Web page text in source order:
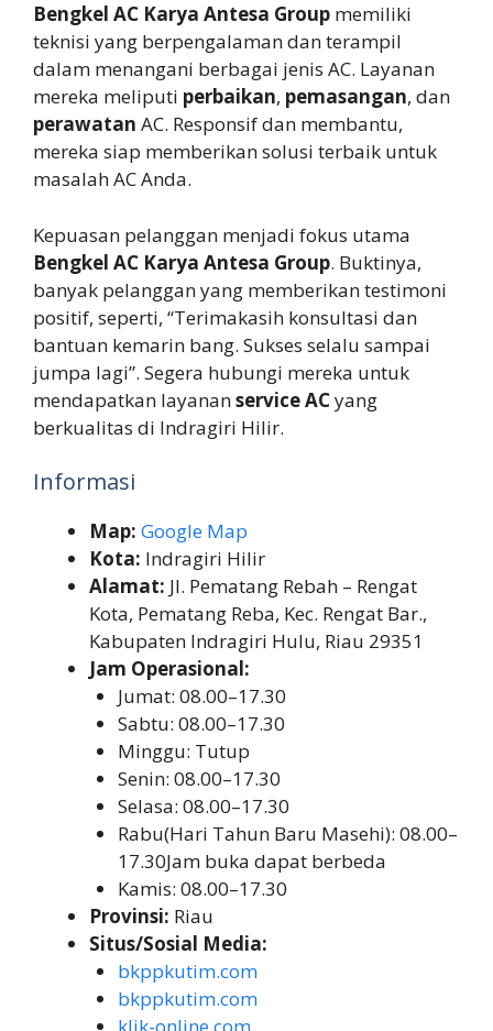
Bengkel AC Karya Antesa Group memiliki
teknisi yang berpengalaman dan terampil
dalam menangani berbagai jenis AC. Layanan
mereka meliputi perbaikan, pemasangan, dan
perawatan AC. Responsif dan membantu,
mereka siap memberikan solusi terbaik untuk
masalah AC Anda.
Kepuasan pelanggan menjadi fokus utama
Bengkel AC Karya Antesa Group. Buktinya,
banyak pelanggan yang memberikan testimoni
positif, seperti, “Terimakasih konsultasi dan
bantuan kemarin bang. Sukses selalu sampai
jumpa lagi”. Segera hubungi mereka untuk
mendapatkan layananservice ACyang
berkualitas di Indragiri Hilir.
Informasi
Map: Google Map
Kota: Indragiri Hilir
Alamat: Jl. Pematang Rebah – Rengat
Kota, Pematang Reba, Kec. Rengat Bar.,
Kabupaten Indragiri Hulu, Riau 29351
Jam Operasional:
Jumat: 08.00–17.30
Sabtu: 08.00–17.30
Minggu: Tutup
Senin: 08.00–17.30
Selasa: 08.00–17.30
Rabu(Hari Tahun Baru Masehi): 08.00–
17.30Jam buka dapat berbeda
Kamis: 08.00–17.30
Provinsi: Riau
Situs/Sosial Media:
bkppkutim.com
bkppkutim.com